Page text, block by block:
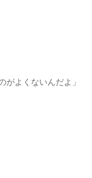
がよくないんだよ」